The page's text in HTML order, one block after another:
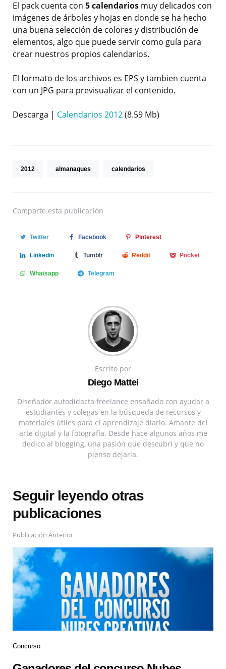
El pack cuenta con 5 calendarios muy delicados con
imágenes de árboles y hojas en donde se ha hecho
una buena selección de colores y distribución de
elementos, algo que puede servir como guía para
crear nuestros propios calendarios.
El formato de los archivos es EPS y tambien cuenta
con un JPG para previsualizar el contenido.
Descarga | Calendarios 2012(8.59 Mb)
2012 almanaques calendarios
Comparte esta publicación
Twitter Facebook Pinterest
Linkedin Tumblr Reddit Pocket
Whatsapp Telegram
Escrito por
Diego Mattei
Diseñador autodidacta freelance ensañado con ayudar a
estudiantes y colegas en la búsqueda de recursos y
materiales útiles para el aprendizaje diario. Amante del
arte digital y la fotografía. Desde hace algunos años me
dedico al blogging, una pasión que descubrí y que no
pienso dejarla.
Seguir leyendo otras
publicaciones
Publicación Anterior
Concurso